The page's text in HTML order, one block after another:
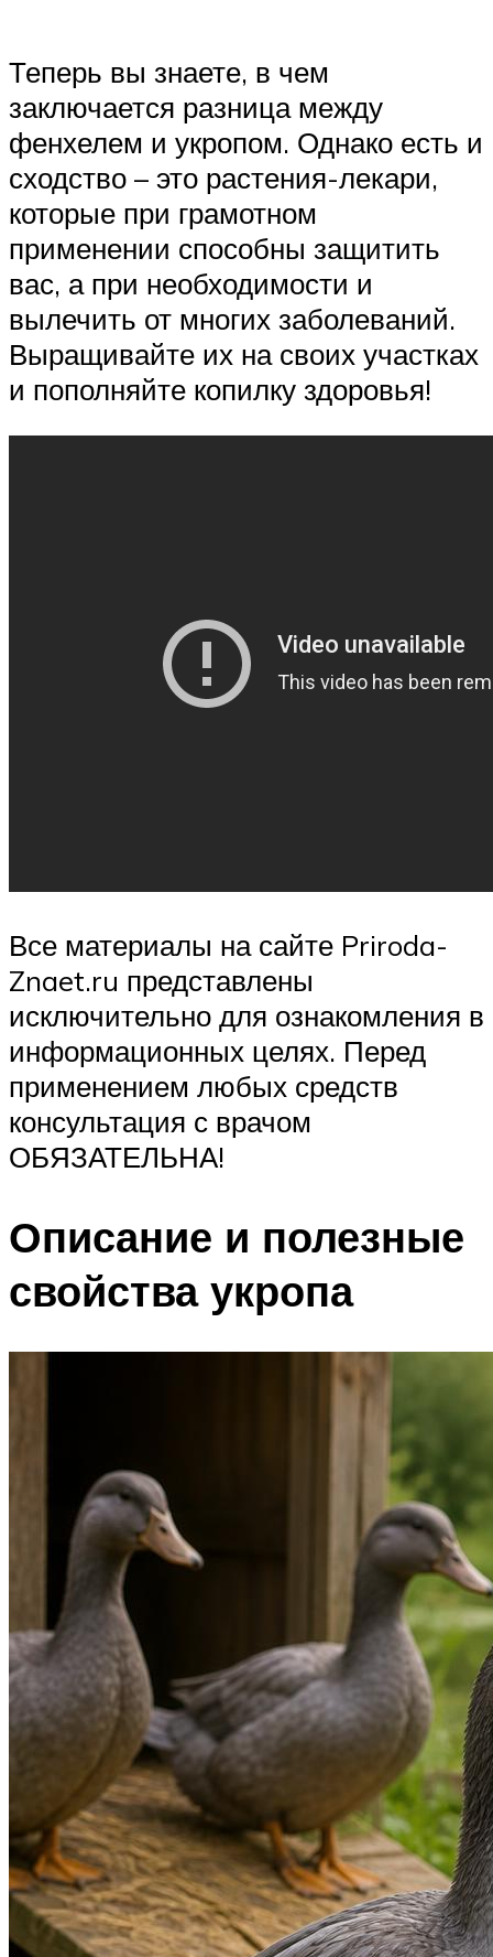
Теперь вы знаете, в чем
заключается разница между
фенхелем и укропом. Однако есть и
сходство – это растения-лекари,
которые при грамотном
применении способны защитить
вас, а при необходимости и
вылечить от многих заболеваний.
Выращивайте их на своих участках
и пополняйте копилку здоровья!
Все материалы на сайте Priroda-
Znaet.ru представлены
исключительно для ознакомления в
информационных целях. Перед
применением любых средств
консультация с врачом
ОБЯЗАТЕЛЬНА!
Описание и полезные
свойства укропа